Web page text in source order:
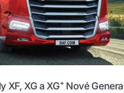
XF, XG a XG⁺ Nové